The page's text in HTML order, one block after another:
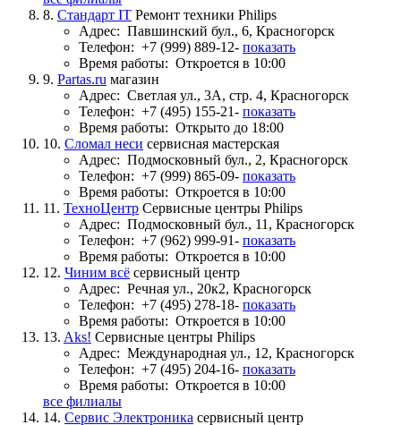
8. Стандарт IT Ремонт техники Philips
Адрес: Павшинский бул., 6, Красногорск
Телефон: +7 (999) 889-12- показать
Время работы: Откроется в 10:00
9. Partas.ru магазин
Адрес: Светлая ул., 3А, стр. 4, Красногорск
Телефон: +7 (495) 155-21- показать
Время работы: Открыто до 18:00
10. Сломал неси сервисная мастерская
Адрес: Подмосковный бул., 2, Красногорск
Телефон: +7 (999) 865-09- показать
Время работы: Откроется в 10:00
11. ТехноЦентр Сервисные центры Philips
Адрес: Подмосковный бул., 11, Красногорск
Телефон: +7 (962) 999-91- показать
Время работы: Откроется в 10:00
12. Чиним всё сервисный центр
Адрес: Речная ул., 20к2, Красногорск
Телефон: +7 (495) 278-18- показать
Время работы: Откроется в 10:00
13. Aks! Сервисные центры Philips
Адрес: Международная ул., 12, Красногорск
Телефон: +7 (495) 204-16- показать
Время работы: Откроется в 10:00
все филиалы
14. Сервис Электроника сервисный центр